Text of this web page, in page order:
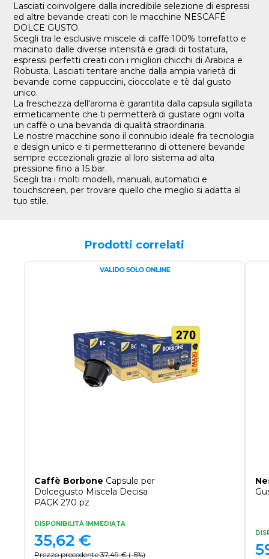
Lasciati coinvolgere dalla incredibile selezione di espressi
ed altre bevande creati con le macchine NESCAFÉ
DOLCE GUSTO.
Scegli tra le esclusive miscele di caffè 100% torrefatto e
macinato dalle diverse intensità e gradi di tostatura,
espressi perfetti creati con i migliori chicchi di Arabica e
Robusta. Lasciati tentare anche dalla ampia varietà di
bevande come cappuccini, cioccolate e tè dal gusto
unico.
La freschezza dell'aroma è garantita dalla capsula sigillata
ermeticamente che ti permetterà di gustare ogni volta
un caffè o una bevanda di qualità straordinaria.
Le nostre macchine sono il connubio ideale fra tecnologia
e design unico e ti permetteranno di ottenere bevande
sempre eccezionali grazie al loro sistema ad alta
pressione fino a 15 bar.
Scegli tra i molti modelli, manuali, automatici e
touchscreen, per trovare quello che meglio si adatta al
tuo stile.
Prodotti correlati
Caffè Borbone Capsule per
Dolcegusto Miscela Decisa
PACK 270 pz
DISPONIBILITÀ IMMEDIATA
Prezzo precedente 37,49 € (-5%)
35,62 €